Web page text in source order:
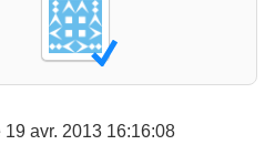
19 avr. 2013 16:16:08